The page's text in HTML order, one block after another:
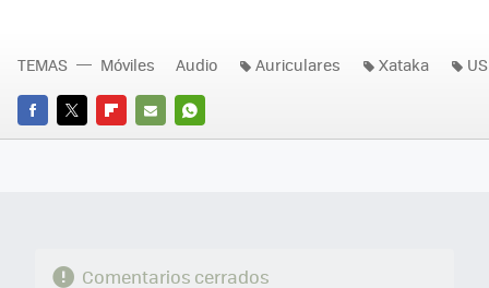
FACEBOOK
TWITTERFLIPBOARD
E-
WHATSAPP
TEMAS Móviles Audio Auriculares Xataka
Comentarios cerrados